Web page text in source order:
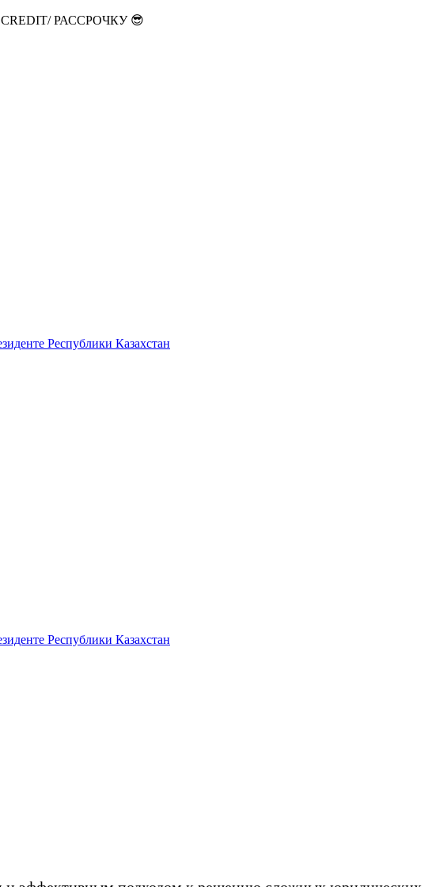
/ CREDIT/ РАССРОЧКУ 😎
Республики Казахстан
Республики Казахстан